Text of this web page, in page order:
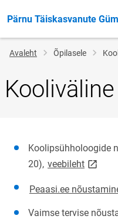
Pärnu Täiskasvanute
Jälglink
Avaleht Õpilasele
Koolipsühholoogide
20), veebilehtlink
Peaasi.ee
Vaimse tervise